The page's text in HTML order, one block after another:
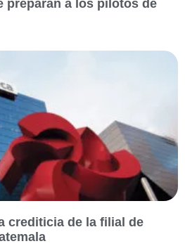
preparan a los pilotos de
crediticia de la filial de